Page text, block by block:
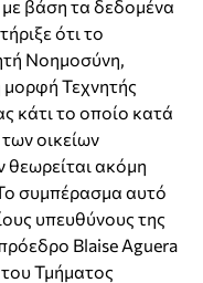
βάση τα δεδομένα
ότι το
Νοημοσύνη,
μορφή Τεχνητής
κάτι το οποίο κατά
οικείων
θεωρείται ακόμη
συμπέρασμα αυτό
υπευθύνους της
Blaise Aguera
Τμήματος